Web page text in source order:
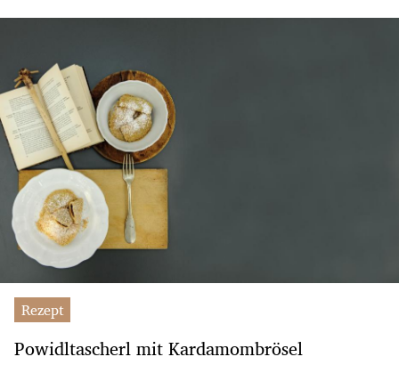
Rezept
Powidltascherl mit Kardamombrösel